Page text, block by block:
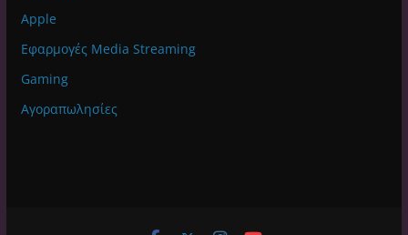
Apple
Εφαρμογές Media Streaming
Gaming
Αγοραπωλησίες